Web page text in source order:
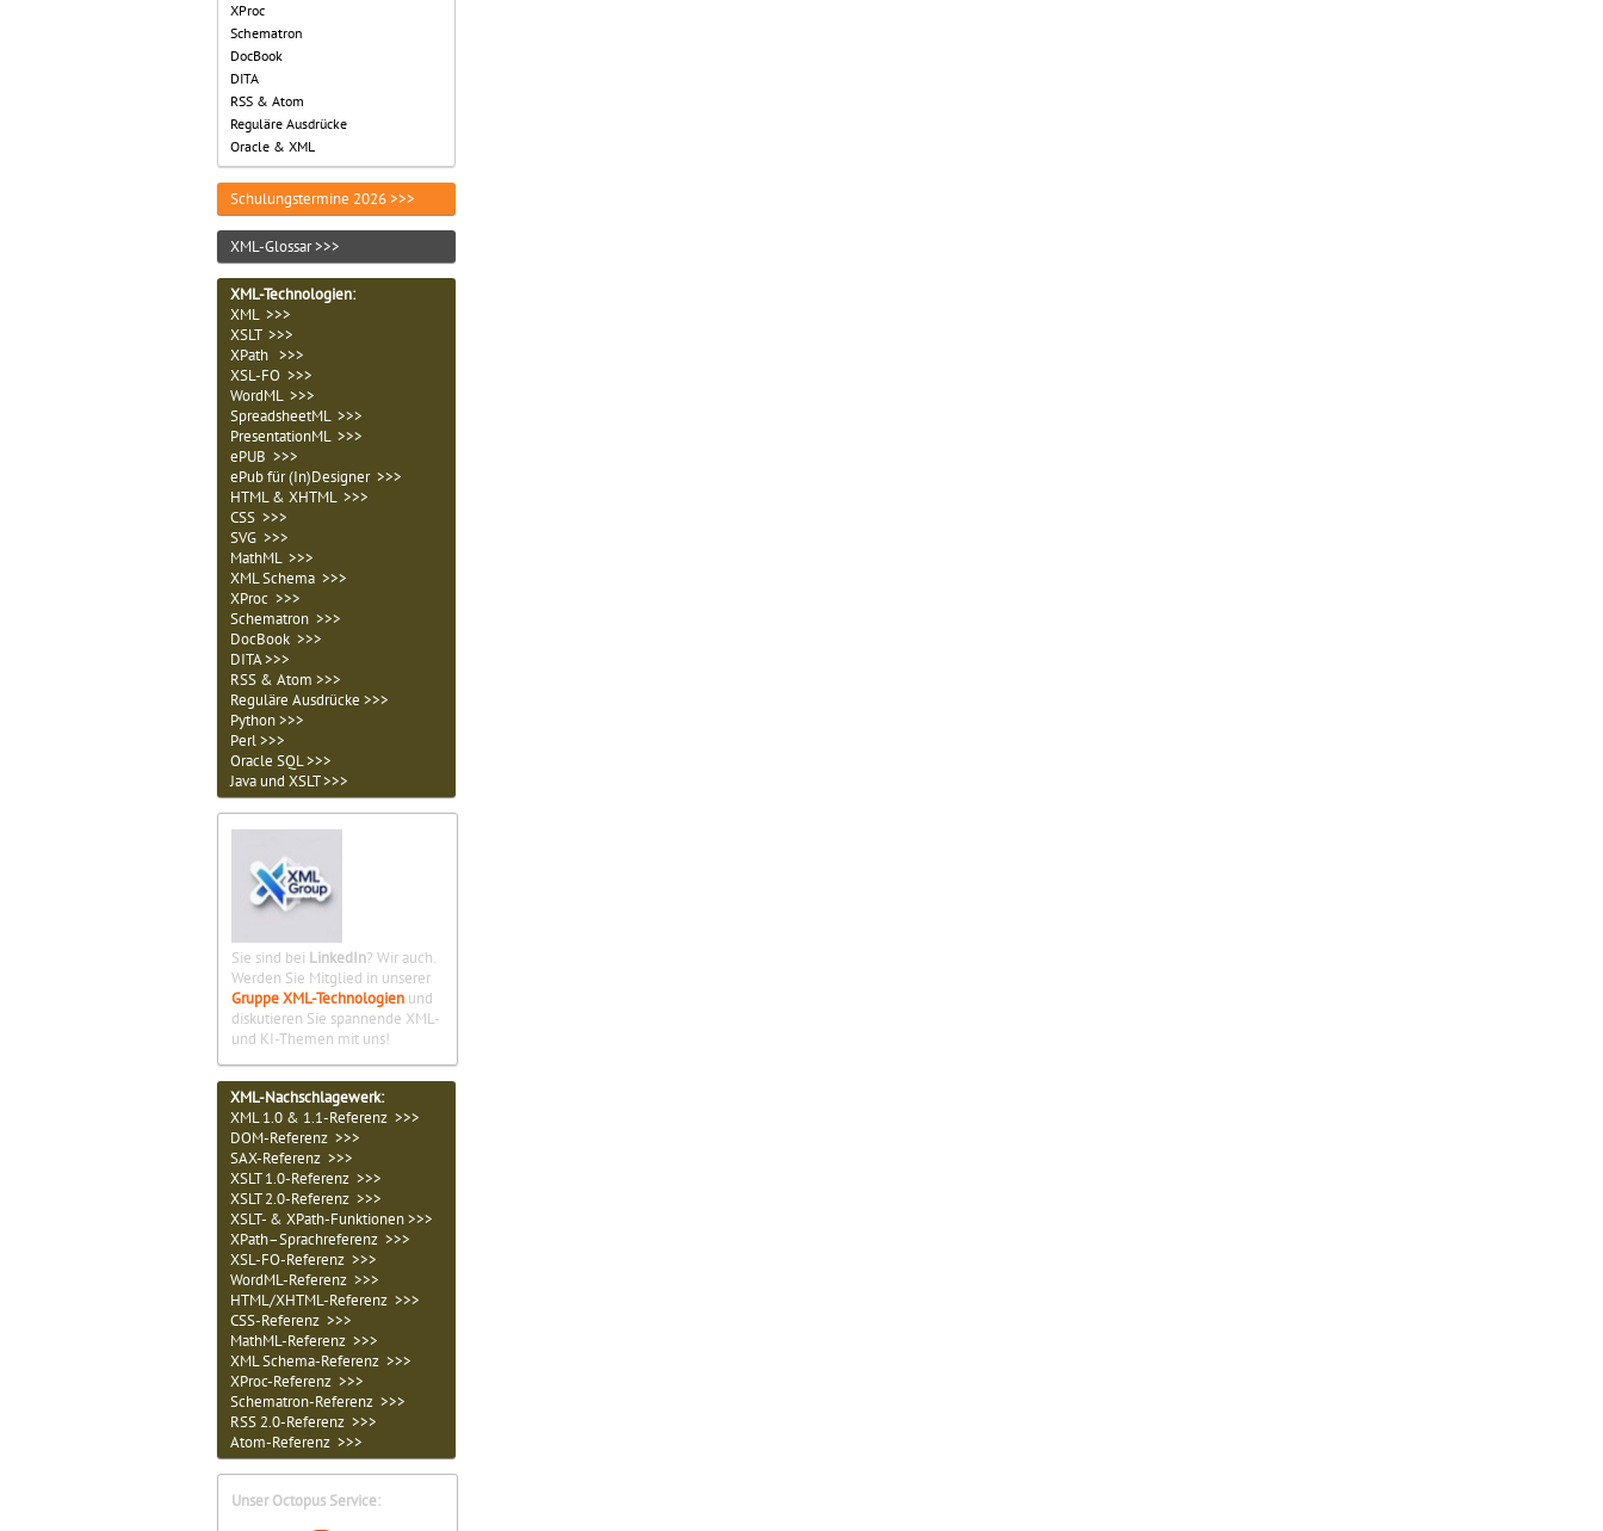
XProc
Schematron
DocBook
DITA
RSS & Atom
Reguläre Ausdrücke
Oracle & XML
Schulungstermine 2026 >>>
XML-Glossar >>>
XML-Technologien:
XML >>>
XSLT >>>
XPath >>>
XSL-FO >>>
WordML >>>
SpreadsheetML >>>
PresentationML >>>
ePUB >>>
ePub für (In)Designer >>>
HTML & XHTML >>>
CSS >>>
SVG >>>
MathML >>>
XML Schema >>>
XProc >>>
Schematron >>>
DocBook >>>
DITA >>>
RSS & Atom >>>
Reguläre Ausdrücke >>>
Python >>>
Perl >>>
Oracle SQL >>>
Java und XSLT >>>
Sie sind bei LinkedIn? Wir auch.
Werden Sie Mitglied in unserer
Gruppe XML-Technologien und
diskutieren Sie spannende XML-
und KI-Themen mit uns!
XML-Nachschlagewerk:
XML 1.0 & 1.1-Referenz >>>
DOM-Referenz >>>
SAX-Referenz >>>
XSLT 1.0-Referenz >>>
XSLT 2.0-Referenz >>>
XSLT- & XPath-Funktionen >>>
XPath–Sprachreferenz >>>
XSL-FO-Referenz >>>
WordML-Referenz >>>
HTML/XHTML-Referenz >>>
CSS-Referenz >>>
MathML-Referenz >>>
XML Schema-Referenz >>>
XProc-Referenz >>>
Schematron-Referenz >>>
RSS 2.0-Referenz >>>
Atom-Referenz >>>
Unser Octopus Service: